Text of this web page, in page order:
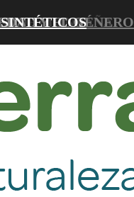
DE MONTAÑA
Y EL GÉNERO